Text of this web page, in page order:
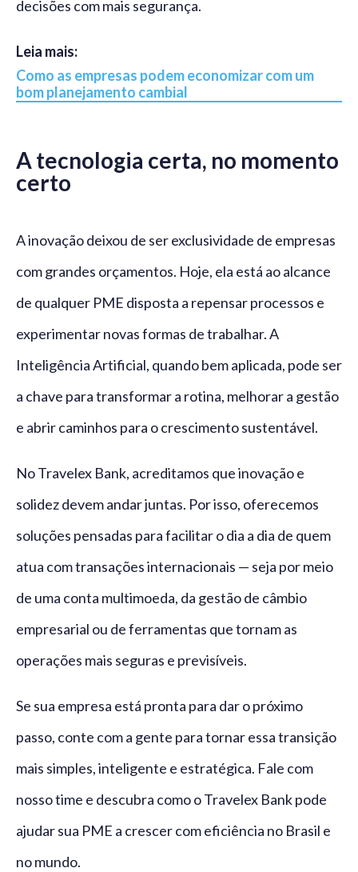
decisões com mais segurança.
Leia mais:
Como as empresas podem economizar com um
bom planejamento cambial
A tecnologia certa, no momento
certo
A inovação deixou de ser exclusividade de empresas
com grandes orçamentos. Hoje, ela está ao alcance
de qualquer PME disposta a repensar processos e
experimentar novas formas de trabalhar. A
Inteligência Artificial, quando bem aplicada, pode ser
a chave para transformar a rotina, melhorar a gestão
e abrir caminhos para o crescimento sustentável.
No Travelex Bank, acreditamos que inovação e
solidez devem andar juntas. Por isso, oferecemos
soluções pensadas para facilitar o dia a dia de quem
atua com transações internacionais — seja por meio
de uma conta multimoeda, da gestão de câmbio
empresarial ou de ferramentas que tornam as
operações mais seguras e previsíveis.
Se sua empresa está pronta para dar o próximo
passo, conte com a gente para tornar essa transição
mais simples, inteligente e estratégica. Fale com
nosso time e descubra como o Travelex Bank pode
ajudar sua PME a crescer com eficiência no Brasil e
no mundo.